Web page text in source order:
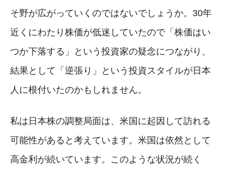
そ野が広がっていくのではないでしょうか。30年
近くにわたり株価が低迷していたので「株価はい
つか下落する」という投資家の疑念につながり、
結果として「逆張り」という投資スタイルが日本
人に根付いたのかもしれません。
私は日本株の調整局面は、米国に起因して訪れる
可能性があると考えています。米国は依然として
高金利が続いています。このような状況が続く